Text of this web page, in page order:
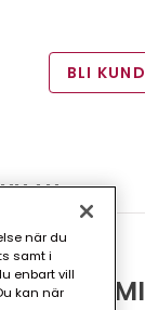
BLI
4 M
när du
samt i
enbart vill
kan när